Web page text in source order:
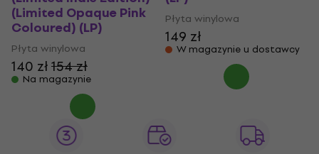
(Limited Opaque Pink
Coloured) (LP)
Płyta winylowa
140 zł154 zł
Na magazynie
Płyta winylowa
149 zł
W magazynie u dostawcy